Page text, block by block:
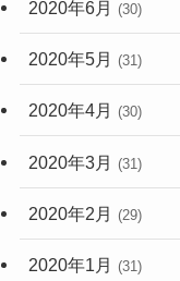
2020年6月 (30)
2020年5月 (31)
2020年4月 (30)
2020年3月 (31)
2020年2月 (29)
2020年1月 (31)